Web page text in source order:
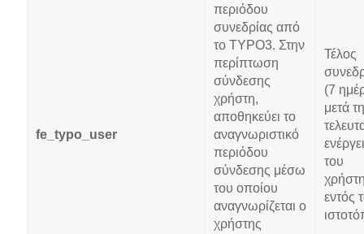
fe_typo_user
περιόδου
συνεδρίας από
το TYPO3. Στην
περίπτωση
σύνδεσης
χρήστη,
αποθηκεύει το
αναγνωριστικό
περιόδου
σύνδεσης μέσω
του οποίου
αναγνωρίζεται ο
χρήστης
Τέλος
(7
μετά
του
εντός